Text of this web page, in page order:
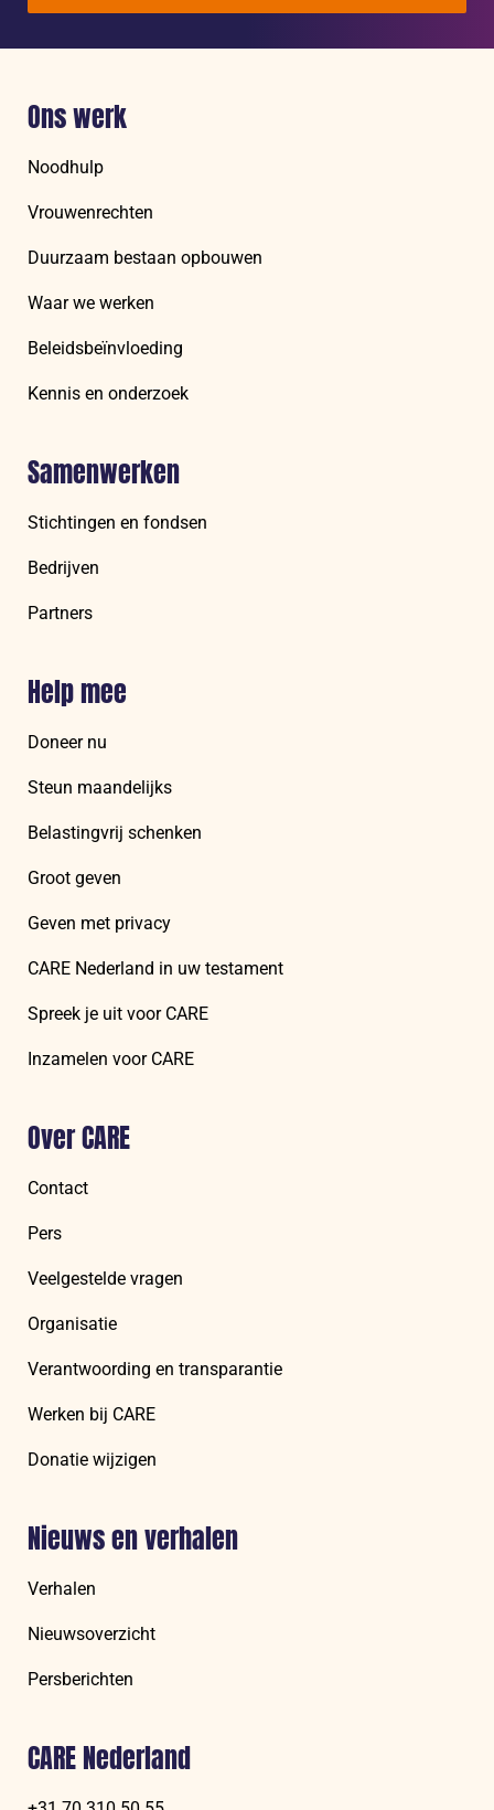
Ons werk
Noodhulp
Vrouwenrechten
Duurzaam bestaan opbouwen
Waar we werken
Beleidsbeïnvloeding
Kennis en onderzoek
Samenwerken
Stichtingen en fondsen
Bedrijven
Partners
Help mee
Doneer nu
Steun maandelijks
Belastingvrij schenken
Groot geven
Geven met privacy
CARE Nederland in uw testament
Spreek je uit voor CARE
Inzamelen voor CARE
Over CARE
Contact
Pers
Veelgestelde vragen
Organisatie
Verantwoording en transparantie
Werken bij CARE
Donatie wijzigen
Nieuws en verhalen
Verhalen
Nieuwsoverzicht
Persberichten
CARE Nederland